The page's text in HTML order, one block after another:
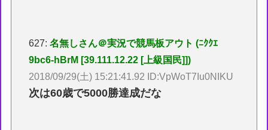
627:名無しさん＠実況で競馬板アウト (ﾆｸｸｴ
9bc6-hBrM [39.111.12.22 [上級国民]])
2018/09/29(土) 15:21:41.92 ID:VpWoT7Iu0NIKU
次は60歳で5000勝達成だな